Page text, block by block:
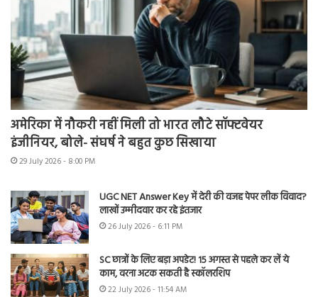
अमेरिका में नौकरी नहीं मिली तो भारत लौटे सॉफ्टवेयर
इंजीनियर, बोले- संघर्ष ने बहुत कुछ सिखाया
29 July 2026 - 8:00 PM
UGC NET Answer Key में देरी की वजह पेपर लीक विवाद?
लाखों उम्मीदवार कर रहे इंतजार
26 July 2026 - 6:11 PM
SC छात्रों के लिए बड़ा अपडेट! 15 अगस्त से पहले कर लें ये
काम, वरना अटक सकती है स्कॉलरशिप
22 July 2026 - 11:54 AM